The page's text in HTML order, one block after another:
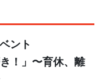
ント
！」〜育休、離